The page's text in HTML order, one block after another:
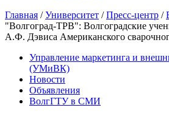
Главная /Университет /Пресс-центр /
"Волгоград-ТРВ": Волгоградские
А.Ф. Дэвиса Американского
Управление маркетинга и
(УМиВК)
Новости
Объявления
ВолгГТУ в СМИ